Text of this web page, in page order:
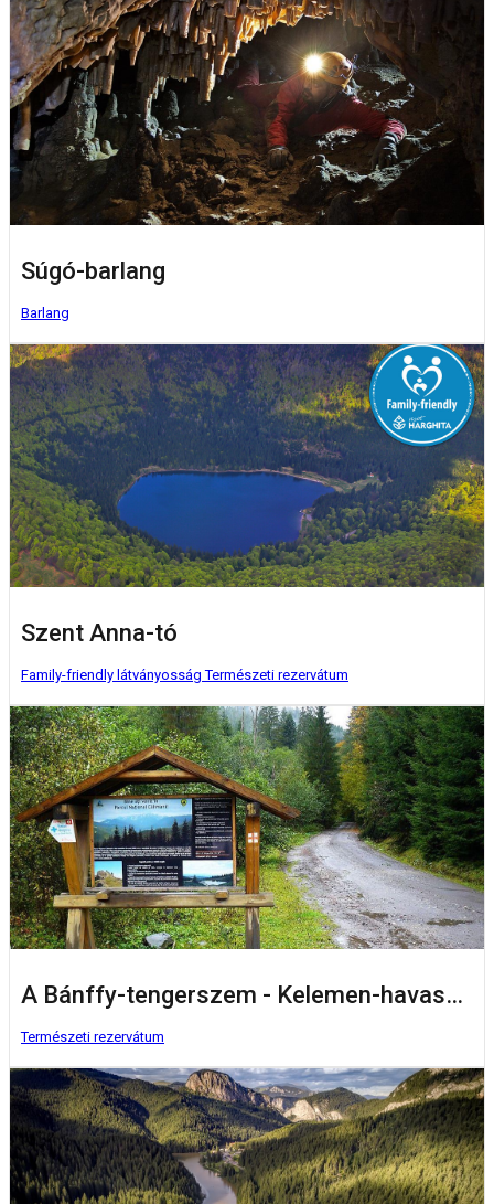
Súgó-barlang
Barlang
Szent Anna-tó
Family-friendly látványosságTermészeti rezervátum
A Bánffy-tengerszem - Kelemen-havasok Nemzeti Park
Természeti rezervátum